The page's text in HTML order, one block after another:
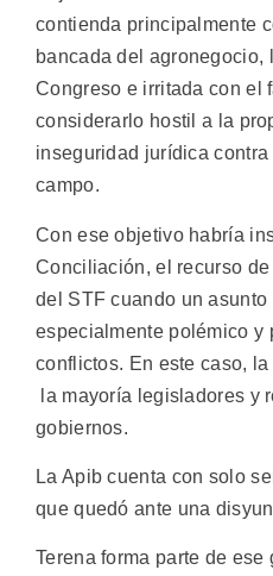
contienda principalmente
bancada del agronegocio,
Congreso e irritada con el
considerarlo hostil a la
inseguridad jurídica contra
campo.
Con ese objetivo habría
Conciliación, el recurso
del STF cuando un asunto
especialmente polémico y
conflictos. En este caso,
la mayoría legisladores y
gobiernos.
La Apib cuenta con solo
que quedó ante una
Terena forma parte de